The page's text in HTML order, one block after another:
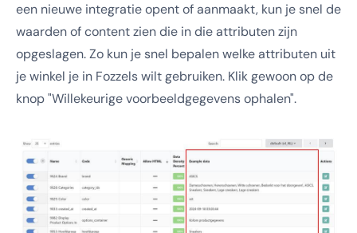
een nieuwe integratie opent of aanmaakt, kun je snel de
waarden of content zien die in die attributen zijn
opgeslagen. Zo kun je snel bepalen welke attributen uit
je winkel je in Fozzels wilt gebruiken. Klik gewoon op de
knop "Willekeurige voorbeeldgegevens ophalen".